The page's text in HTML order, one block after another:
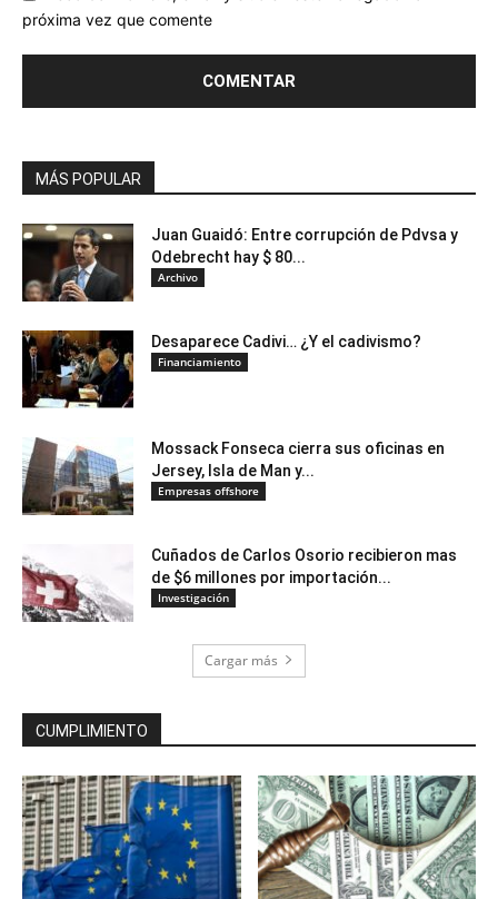
próxima vez que comente
MÁS POPULAR
Juan Guaidó: Entre corrupción de Pdvsa y
Odebrecht hay $ 80...
Archivo
Desaparece Cadivi… ¿Y el cadivismo?
Financiamiento
Mossack Fonseca cierra sus oficinas en
Jersey, Isla de Man y...
Empresas offshore
Cuñados de Carlos Osorio recibieron mas
de $6 millones por importación...
Investigación
Cargar más
CUMPLIMIENTO